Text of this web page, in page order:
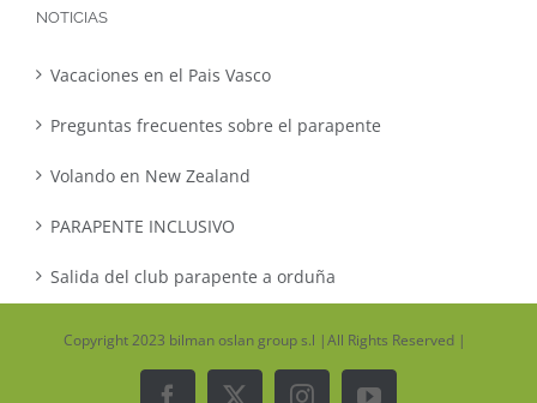
NOTICIAS
Vacaciones en el Pais Vasco
Preguntas frecuentes sobre el parapente
Volando en New Zealand
PARAPENTE INCLUSIVO
Salida del club parapente a orduña
Copyright 2023 bilman oslan group s.l |All Rights Reserved |